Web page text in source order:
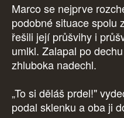
Marco se nejprve
podobné situace spolu
řešili její průšvihy i
umlkl. Zalapal po
zhluboka nadechl.
„To si děláš prdel!"
podal sklenku a oba ji